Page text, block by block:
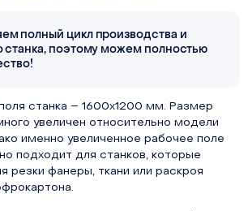
полный цикл производства и
станка, поэтому можем полностью
станка – 1600х1200 мм. Размер
увеличен относительно модели
именно увеличенное рабочее поле
подходит для станков, которые
резки фанеры, ткани или раскроя